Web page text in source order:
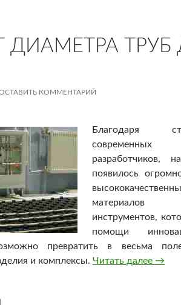
ДИАМЕТРА ТРУБ
КОММЕНТАРИЙ
Благодаря
современных
разработчиков,
появилось
инструментов,
помощи
превратить в весьма
и комплексы. Читать далее →